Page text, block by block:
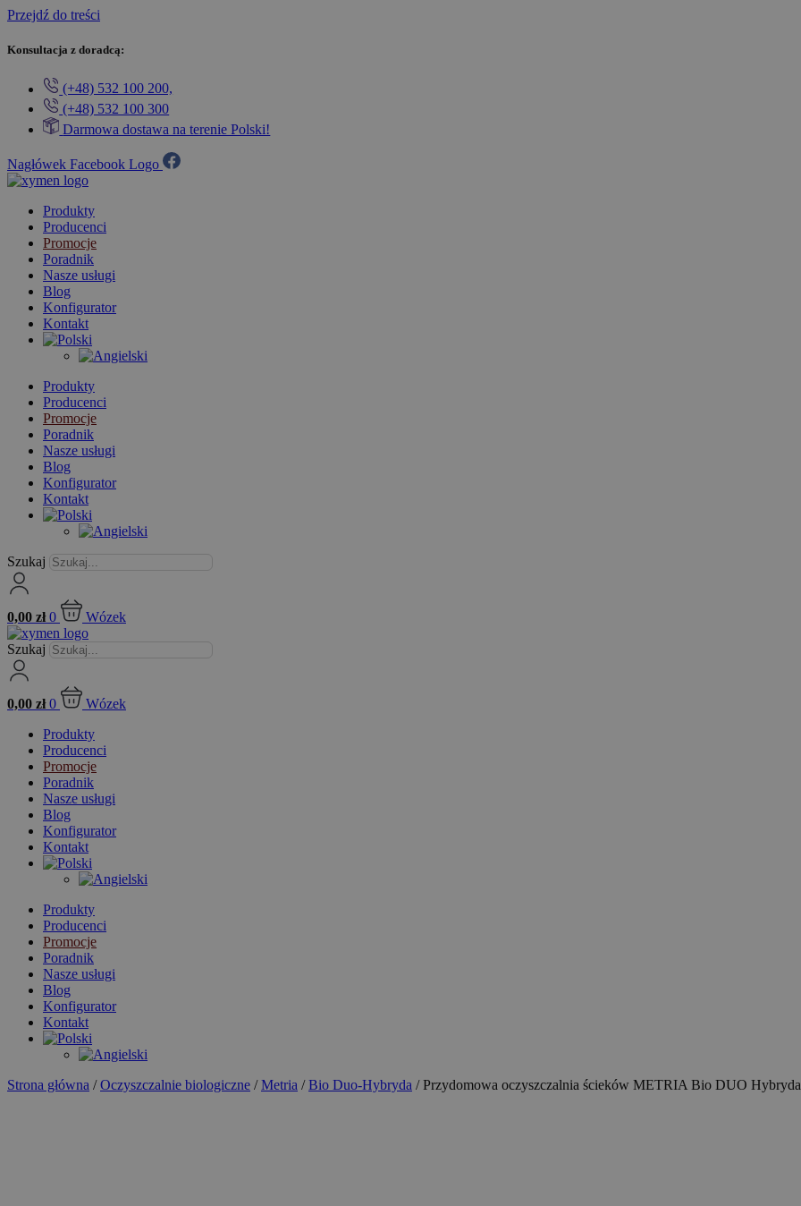
Przejdź do treści
Konsultacja z doradcą:
(+48) 532 100 200,
(+48) 532 100 300
Darmowa dostawa na terenie Polski!
Nagłówek Facebook Logo
Produkty
Producenci
Promocje
Poradnik
Nasze usługi
Blog
Konfigurator
Kontakt
Produkty
Producenci
Promocje
Poradnik
Nasze usługi
Blog
Konfigurator
Kontakt
Szukaj
0,00 zł 0 Wózek
Szukaj
0,00 zł 0
Wózek
Produkty
Producenci
Promocje
Poradnik
Nasze usługi
Blog
Konfigurator
Kontakt
Produkty
Producenci
Promocje
Poradnik
Nasze usługi
Blog
Konfigurator
Kontakt
Strona główna /Oczyszczalnie biologiczne /Metria /Bio Duo-Hybryda / Przydomowa oczyszczalnia ścieków METRIA Bio DUO